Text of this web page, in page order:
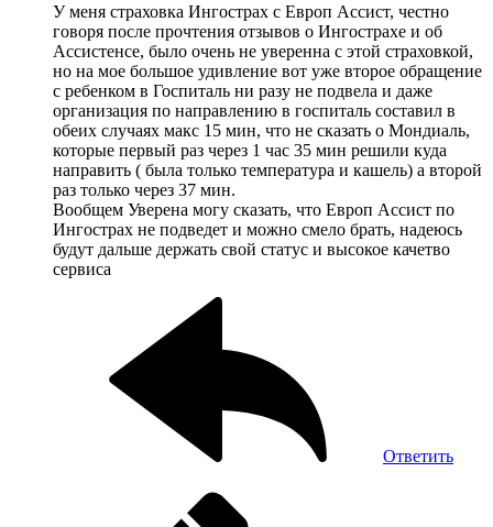
У меня страховка Ингострах с Европ Ассист, честно
говоря после прочтения отзывов о Ингострахе и об
Ассистенсе, было очень не уверенна с этой страховкой,
но на мое большое удивление вот уже второе обращение
с ребенком в Госпиталь ни разу не подвела и даже
организация по направлению в госпиталь составил в
обеих случаях макс 15 мин, что не сказать о Мондиаль,
которые первый раз через 1 час 35 мин решили куда
направить ( была только температура и кашель) а второй
раз только через 37 мин.
Вообщем Уверена могу сказать, что Европ Ассист по
Ингострах не подведет и можно смело брать, надеюсь
будут дальше держать свой статус и высокое качетво
сервиса
Ответить